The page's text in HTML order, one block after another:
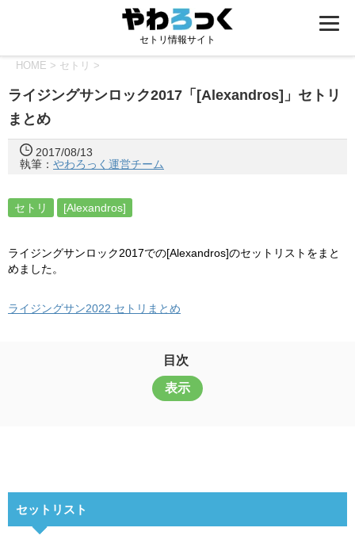
セトリ情報サイト
HOME > セトリ >
ライジングサンロック2017「[Alexandros]」セトリ
まとめ
2017/08/13
執筆： やわろっく運営チーム
セトリ [Alexandros]
ライジングサンロック2017での[Alexandros]のセットリストをまと
めました。
ライジングサン2022 セトリまとめ
目次
表示
セットリスト